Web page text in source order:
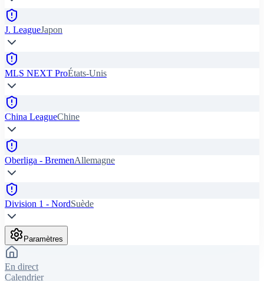
J. LeagueJapon
MLS NEXT ProÉtats-Unis
China LeagueChine
Oberliga - BremenAllemagne
Division 1 - NordSuède
Paramètres
En direct
Calendrier